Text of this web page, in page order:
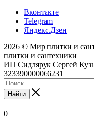
Вконтакте
Telegram
Яндекс.Дзен
2026 © Мир плитки и
плитки и сантехники
ИП Сидлярук Сергей
323390000066231
Найти
0